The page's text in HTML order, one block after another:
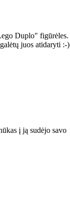
Duplo" figūrėles.
juos atidaryti :-)
į ją sudėjo savo